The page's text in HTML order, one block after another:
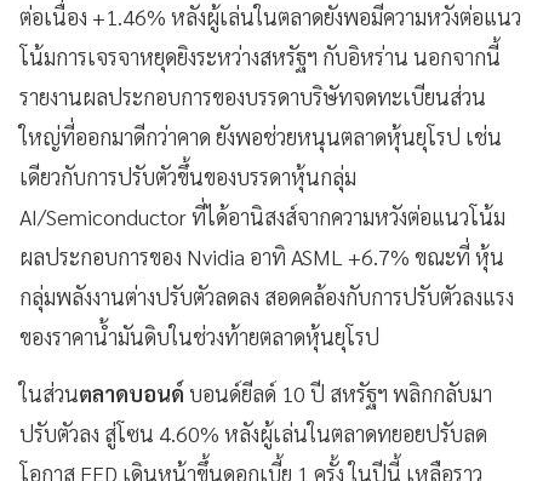
ต่อเนื่อง +1.46% หลังผู้เล่นในตลาดยังพอมีความหวังต่อแนว
โน้มการเจรจาหยุดยิงระหว่างสหรัฐฯ กับอิหร่าน นอกจากนี้
รายงานผลประกอบการของบรรดาบริษัทจดทะเบียนส่วน
ใหญ่ที่ออกมาดีกว่าคาด ยังพอช่วยหนุนตลาดหุ้นยุโรป เช่น
เดียวกับการปรับตัวขึ้นของบรรดาหุ้นกลุ่ม
AI/Semiconductor ที่ได้อานิสงส์จากความหวังต่อแนวโน้ม
ผลประกอบการของ Nvidia อาทิ ASML +6.7% ขณะที่ หุ้น
กลุ่มพลังงานต่างปรับตัวลดลง สอดคล้องกับการปรับตัวลงแรง
ของราคาน้ำมันดิบในช่วงท้ายตลาดหุ้นยุโรป
ในส่วนตลาดบอนด์ บอนด์ยีลด์ 10 ปี สหรัฐฯ พลิกกลับมา
ปรับตัวลง สู่โซน 4.60% หลังผู้เล่นในตลาดทยอยปรับลด
โอกาส FED เดินหน้าขึ้นดอกเบี้ย 1 ครั้ง ในปีนี้ เหลือราว